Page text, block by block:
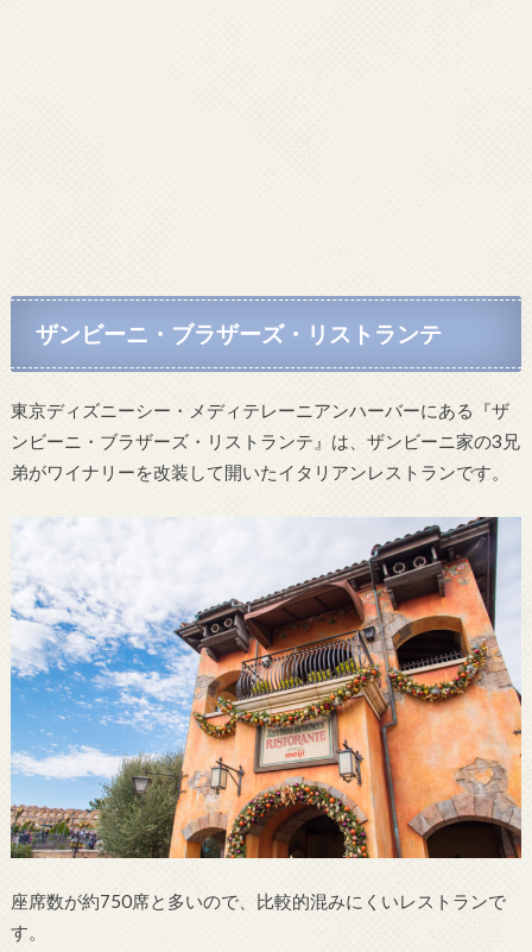
ザンビーニ・ブラザーズ・リストランテ
東京ディズニーシー・メディテレーニアンハーバーにある『ザ
ンビーニ・ブラザーズ・リストランテ』は、ザンビーニ家の3兄
弟がワイナリーを改装して開いたイタリアンレストランです。
座席数が約750席と多いので、比較的混みにくいレストランで
す。